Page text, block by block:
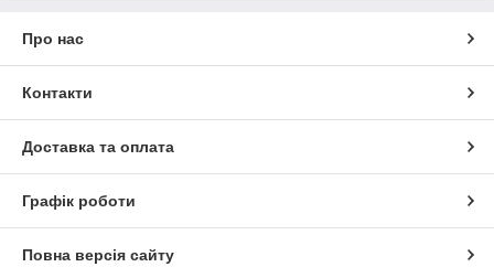
Про нас
Контакти
Доставка та оплата
Графік роботи
Повна версія сайту